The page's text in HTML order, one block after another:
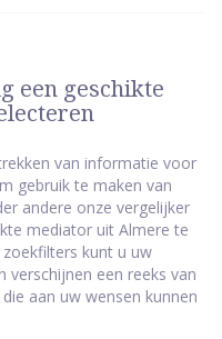
een geschikte
van informatie voor
gebruik te maken van
andere onze vergelijker
mediator uit Almere te
kunt u uw
verschijnen een reeks van
aan uw wensen kunnen